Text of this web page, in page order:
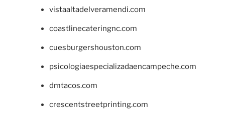
vistaaltadelveramendi.com
coastlinecateringnc.com
cuesburgershouston.com
psicologiaespecializadaencampeche.com
dmtacos.com
crescentstreetprinting.com